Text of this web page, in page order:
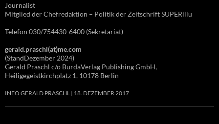
Journalist
Mitglied der Chefredaktion – Politik der Zeitschrift SUPERillu
Telefon 030/754430-6400 (Sekretariat)
gerald.praschl(at)me.com
(StandDezember 2024)
Gerald Praschl c/o BurdaVerlag Publishing GmbH,
Heiligegeistkirchplatz 1, 10178 Berlin
INFO GERALD PRASCHL 18. DEZEMBER 2017